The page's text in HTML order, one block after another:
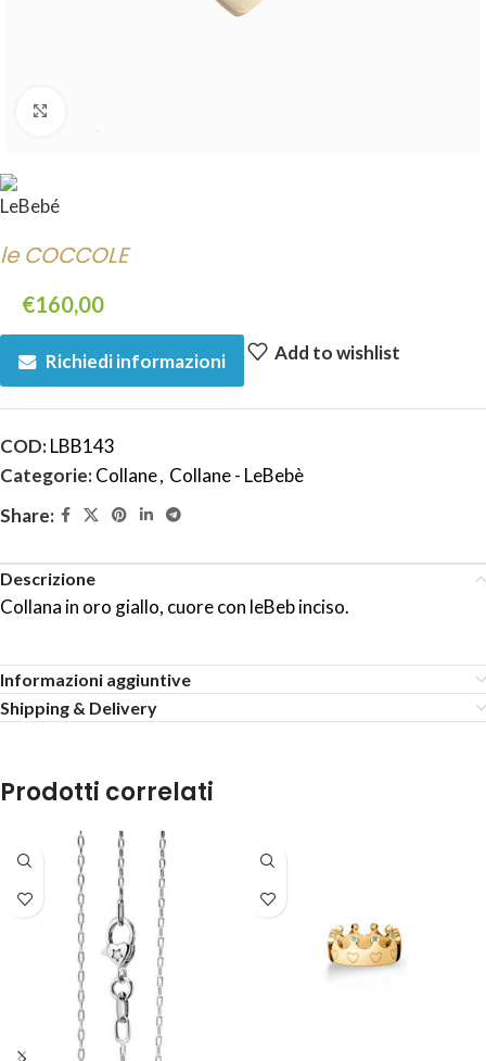
le COCCOLE
€160,00
Richiedi informazioni Add to wishlist
COD:LBB143
Categorie:Collane, Collane - LeBebè
Share:
Descrizione
Collana in oro giallo, cuore con leBeb inciso.
Informazioni aggiuntive
Shipping & Delivery
Prodotti correlati